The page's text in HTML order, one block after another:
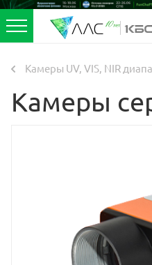
Камеры UV, VIS, NIR
Камеры